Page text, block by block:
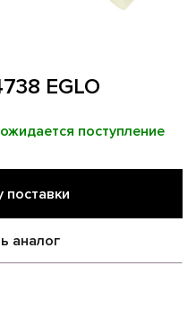
EGLO
ожидается поступление
поставки
аналог